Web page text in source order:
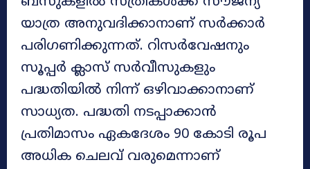
യാത്ര അനുവദിക്കാനാണ് സർക്കാർ
പരിഗണിക്കുന്നത്. റിസർവേഷനും
സൂപ്പർ ക്ലാസ് സർവീസുകളും
പദ്ധതിയിൽ നിന്ന് ഒഴിവാക്കാനാണ്
സാധ്യത. പദ്ധതി നടപ്പാക്കാൻ
പ്രതിമാസം ഏകദേശം 90 കോടി രൂപ
അധിക ചെലവ് വരുമെന്നാണ്